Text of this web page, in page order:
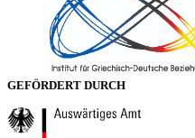
GEFÖRDERT DURCH